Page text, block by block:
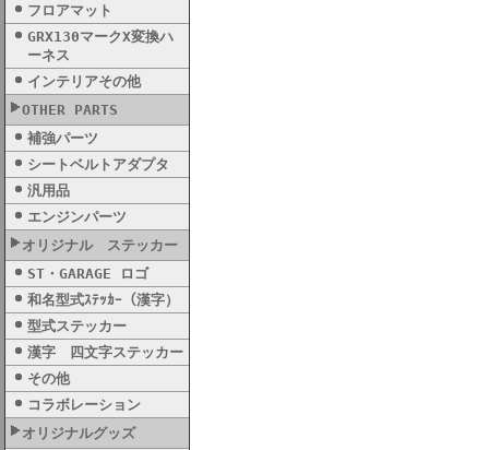
フロアマット
GRX130マークX変換ハ
ーネス
インテリアその他
OTHER PARTS
補強パーツ
シートベルトアダプタ
汎用品
エンジンパーツ
オリジナル ステッカー
ST・GARAGE ロゴ
和名型式ｽﾃｯｶｰ（漢字）
型式ステッカー
漢字 四文字ステッカー
その他
コラボレーション
オリジナルグッズ